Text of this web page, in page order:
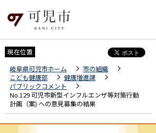
現在位置
岐阜県可児市ホーム
市の組織
こども健康部
健康増進課
パブリックコメント
No.129 可児市新型インフルエンザ等対策行動
計画（案) への意見募集の結果